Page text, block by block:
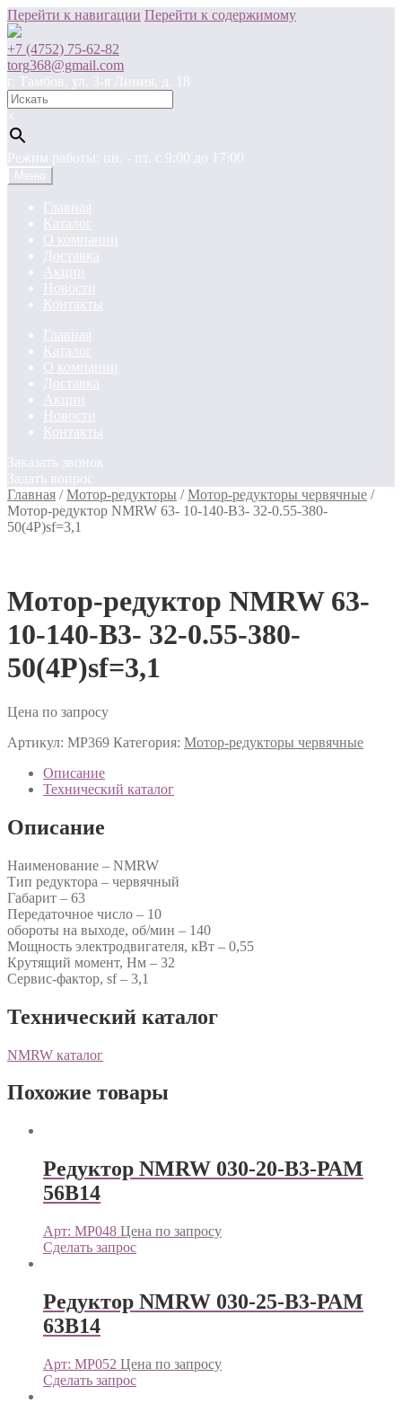
Перейти к навигации Перейти к содержимому
+7 (4752) 75-62-82
torg368@gmail.com
г. Тамбов, ул. 3-я Линия, д. 18
×
Режим работы: пн. - пт. c 9:00 до 17:00
Меню
Главная
Каталог
О компании
Доставка
Акции
Новости
Контакты
Главная
Каталог
О компании
Доставка
Акции
Новости
Контакты
Заказать звонок
Задать вопрос
Главная /Мотор-редукторы /Мотор-редукторы червячные /
Мотор-редуктор NMRW 63- 10-140-B3- 32-0.55-380-
50(4P)sf=3,1
Мотор-редуктор NMRW 63-
10-140-B3- 32-0.55-380-
50(4P)sf=3,1
Цена по запросу
Артикул: МР369 Категория: Мотор-редукторы червячные
Описание
Технический каталог
Описание
Наименование – NMRW
Тип редуктора – червячный
Габарит – 63
Передаточное число – 10
обороты на выходе, об/мин – 140
Мощность электродвигателя, кВт – 0,55
Крутящий момент, Нм – 32
Сервис-фактор, sf – 3,1
Технический каталог
NMRW каталог
Похожие товары
Редуктор NMRW 030-20-B3-РАМ
56В14
Арт: МР048 Цена по запросу
Сделать запрос
Редуктор NMRW 030-25-B3-РАМ
63В14
Арт: МР052 Цена по запросу
Сделать запрос